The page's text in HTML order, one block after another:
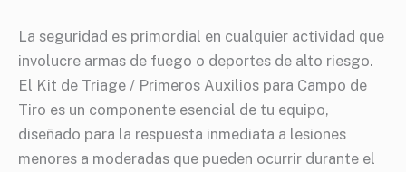
La seguridad es primordial en cualquier actividad que
involucre armas de fuego o deportes de alto riesgo.
El Kit de Triage / Primeros Auxilios para Campo de
Tiro es un componente esencial de tu equipo,
diseñado para la respuesta inmediata a lesiones
menores a moderadas que pueden ocurrir durante el